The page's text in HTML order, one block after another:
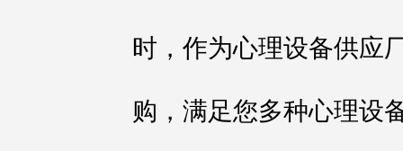
时，作为心理设备供应
购，满足您多种心理设